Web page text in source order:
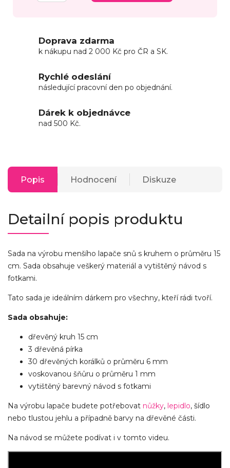
Doprava zdarma
k nákupu nad 2 000 Kč pro ČR a SK.
Rychlé odeslání
následující pracovní den po objednání.
Dárek k objednávce
nad 500 Kč.
Popis Hodnocení Diskuze
Detailní popis produktu
Sada na výrobu menšího lapače snů s kruhem o průměru 15
cm. Sada obsahuje veškerý materiál a vytištěný návod s
fotkami.
Tato sada je ideálním dárkem pro všechny, kteří rádi tvoří.
Sada obsahuje:
dřevěný kruh 15 cm
3 dřevěná pírka
30 dřevěných korálků o průměru 6 mm
voskovanou šňůru o průměru 1 mm
vytištěný barevný návod s fotkami
Na výrobu lapače budete potřebovat nůžky, lepidlo, šídlo
nebo tlustou jehlu a případně barvy na dřevěné části.
Na návod se můžete podívat i v tomto videu.